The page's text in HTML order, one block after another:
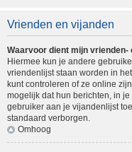
Vrienden en vijanden
Waarvoor dient mijn vrienden-
Hiermee kun je andere
vriendenlijst staan worden in
kunt controleren of ze online
mogelijk dat hun berichten, in
gebruiker aan je vijandenlijst
standaard verborgen.
Omhoog